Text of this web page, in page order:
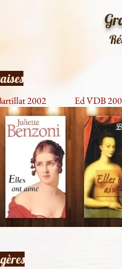
2002 Ed VDB